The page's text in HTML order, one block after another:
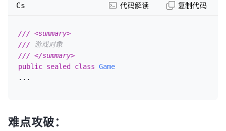
    Marked,
/// <summary>
/// 已质疑
///
</summary>
    GameOver,
/// <summary>
/// 游戏对象
/// </summary>
public sealed class Game
...
Cs 代码解读 复制代码
难点攻破：